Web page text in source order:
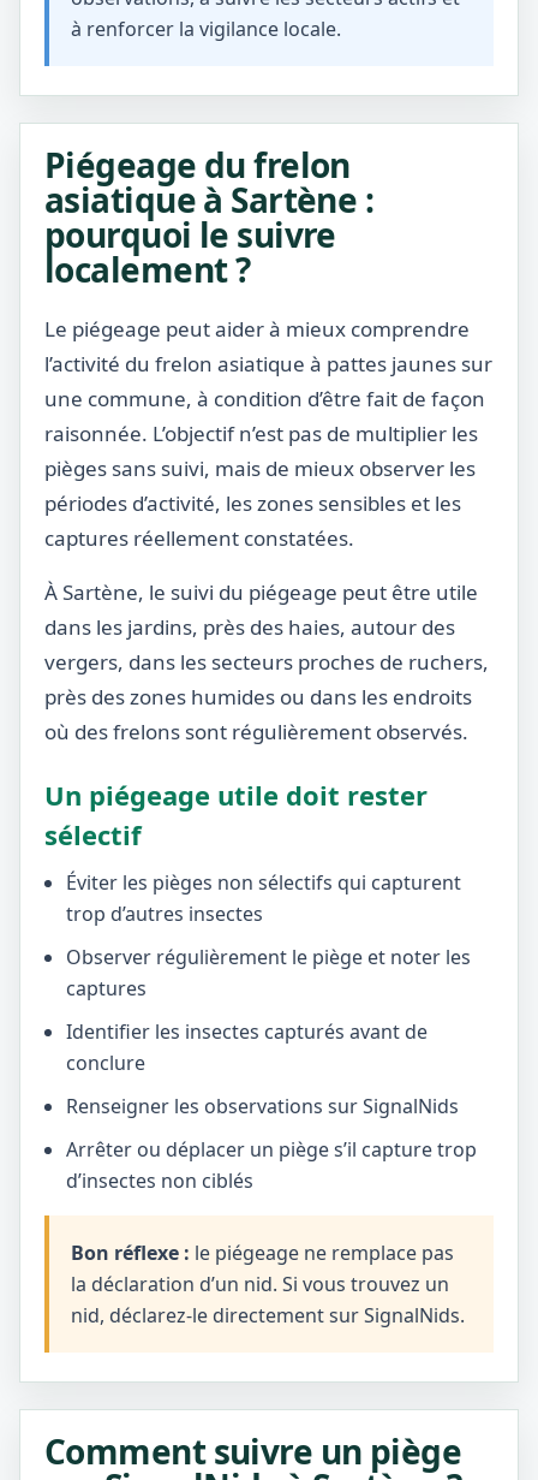
à renforcer la vigilance locale.
Piégeage du frelon
asiatique à Sartène :
pourquoi le suivre
localement ?
Le piégeage peut aider à mieux comprendre
l’activité du frelon asiatique à pattes jaunes sur
une commune, à condition d’être fait de façon
raisonnée. L’objectif n’est pas de multiplier les
pièges sans suivi, mais de mieux observer les
périodes d’activité, les zones sensibles et les
captures réellement constatées.
À Sartène, le suivi du piégeage peut être utile
dans les jardins, près des haies, autour des
vergers, dans les secteurs proches de ruchers,
près des zones humides ou dans les endroits
où des frelons sont régulièrement observés.
Un piégeage utile doit rester
sélectif
Éviter les pièges non sélectifs qui capturent
trop d’autres insectes
Observer régulièrement le piège et noter les
captures
Identifier les insectes capturés avant de
conclure
Renseigner les observations sur SignalNids
Arrêter ou déplacer un piège s’il capture trop
d’insectes non ciblés
Bon réflexe : le piégeage ne remplace pas
la déclaration d’un nid. Si vous trouvez un
nid, déclarez-le directement sur SignalNids.
Comment suivre un piège